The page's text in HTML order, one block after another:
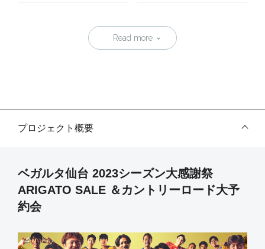
Read more
プロジェクト概要
ベガルタ仙台 2023シーズン大感謝祭
ARIGATO SALE ＆カントリーロード大予
約会